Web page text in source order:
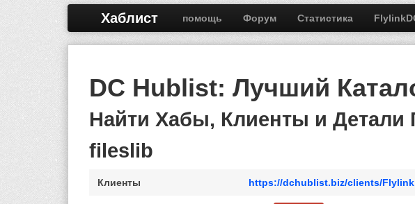
Хаблист помощь Форум Статистика
DC Hublist: Лучший
Найти Хабы, Клиенты и Детали
fileslib
Клиенты https://dchublist.biz/clients/